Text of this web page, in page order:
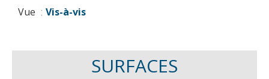
Vue Vis-à-vis
SURFACES